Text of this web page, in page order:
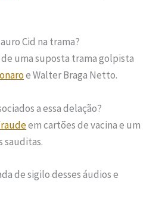
Cid na trama?
uma suposta trama golpista
e Walter Braga Netto.
a essa delação?
em cartões de vacina e um
sauditas.
de sigilo desses áudios e